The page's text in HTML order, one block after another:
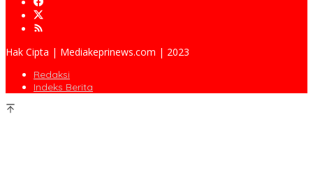
Hak Cipta | Mediakeprinews.com | 2023
Redaksi
Indeks Berita